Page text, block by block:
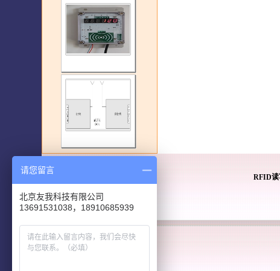
RFID读
请您留言
北京友我科技有限公司
13691531038，18910685939